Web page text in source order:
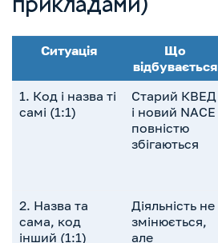
прикладами)
Ситуація
Що
відбувається
1. Код і назва ті
самі (1:1)
Старий КВЕД
і новий NACE
повністю
збігаються
2. Назва та
сама, код
інший (1:1)
Діяльність не
змінюється,
але